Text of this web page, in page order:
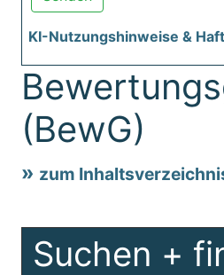
KI-Nutzungshinweise &
(BewG)
zum
Suchen +